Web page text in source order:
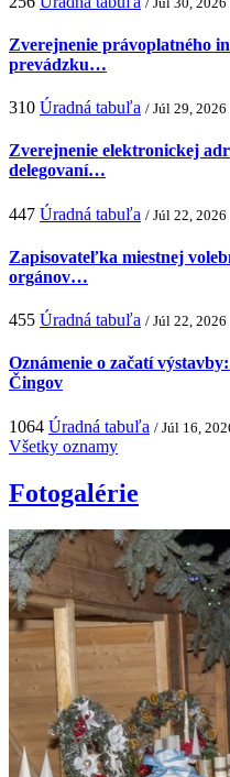
Zverejnenie právoplatného
prevádzku…
310 Úradná tabuľa / Júl 29, 2026
Zverejnenie elektronickej
delegovaní…
447 Úradná tabuľa / Júl 22, 2026
Zapisovateľka miestnej
orgánov…
455 Úradná tabuľa / Júl 22, 2026
Oznámenie o začatí
Čingov
1064 Úradná tabuľa / Júl 16,
Všetky oznamy
Fotogalérie